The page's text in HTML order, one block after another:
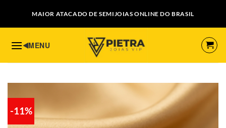
content
MAIOR ATACADO DE SEMIJOIAS ONLINE DO BRASIL
-11%